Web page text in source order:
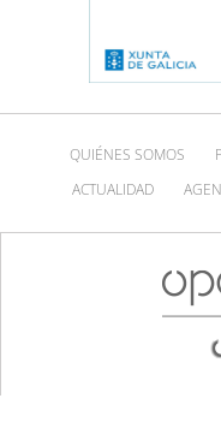
QUIÉNES SOMOS
ACTUALIDAD